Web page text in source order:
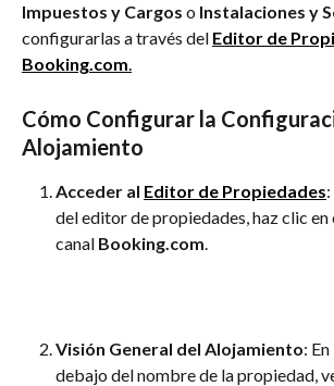
Impuestos y Cargos o Instalaciones y
configurarlas a través del Editor de
Booking.com.
Cómo Configurar la
Alojamiento
Acceder al Editor de Propiedades
del editor de propiedades, haz clic
canal Booking.com.
Visión General del Alojamiento:
debajo del nombre de la propiedad,